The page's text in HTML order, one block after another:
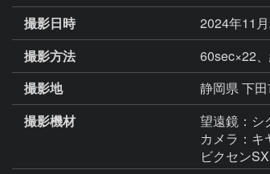
撮影日時
2024年11
撮影方法
60sec×22
撮影地
静岡県 下
撮影機材
望遠鏡：シ
カメラ：キ
ビクセン